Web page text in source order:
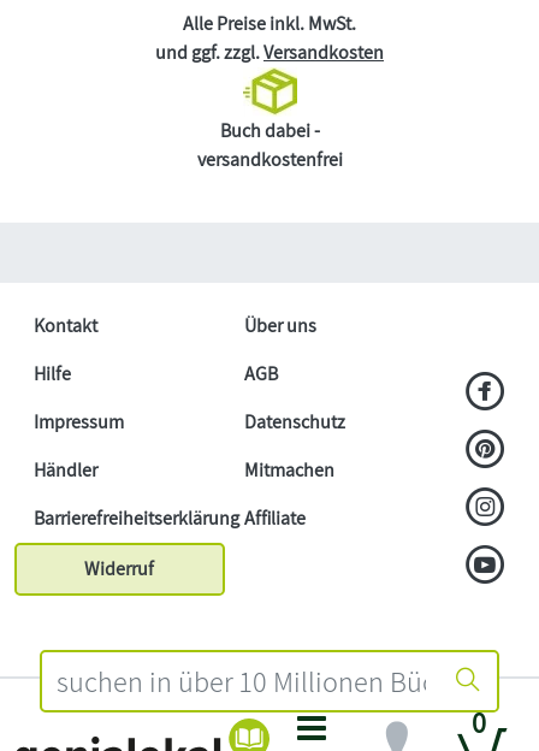
0
Alle Preise inkl. MwSt.
und ggf. zzgl.Versandkosten
Buch dabei -
versandkostenfrei
Kontakt
Über uns
Hilfe
AGB
Impressum
Datenschutz
Händler
Mitmachen
BarrierefreiheitserklärungAffiliate
Widerruf